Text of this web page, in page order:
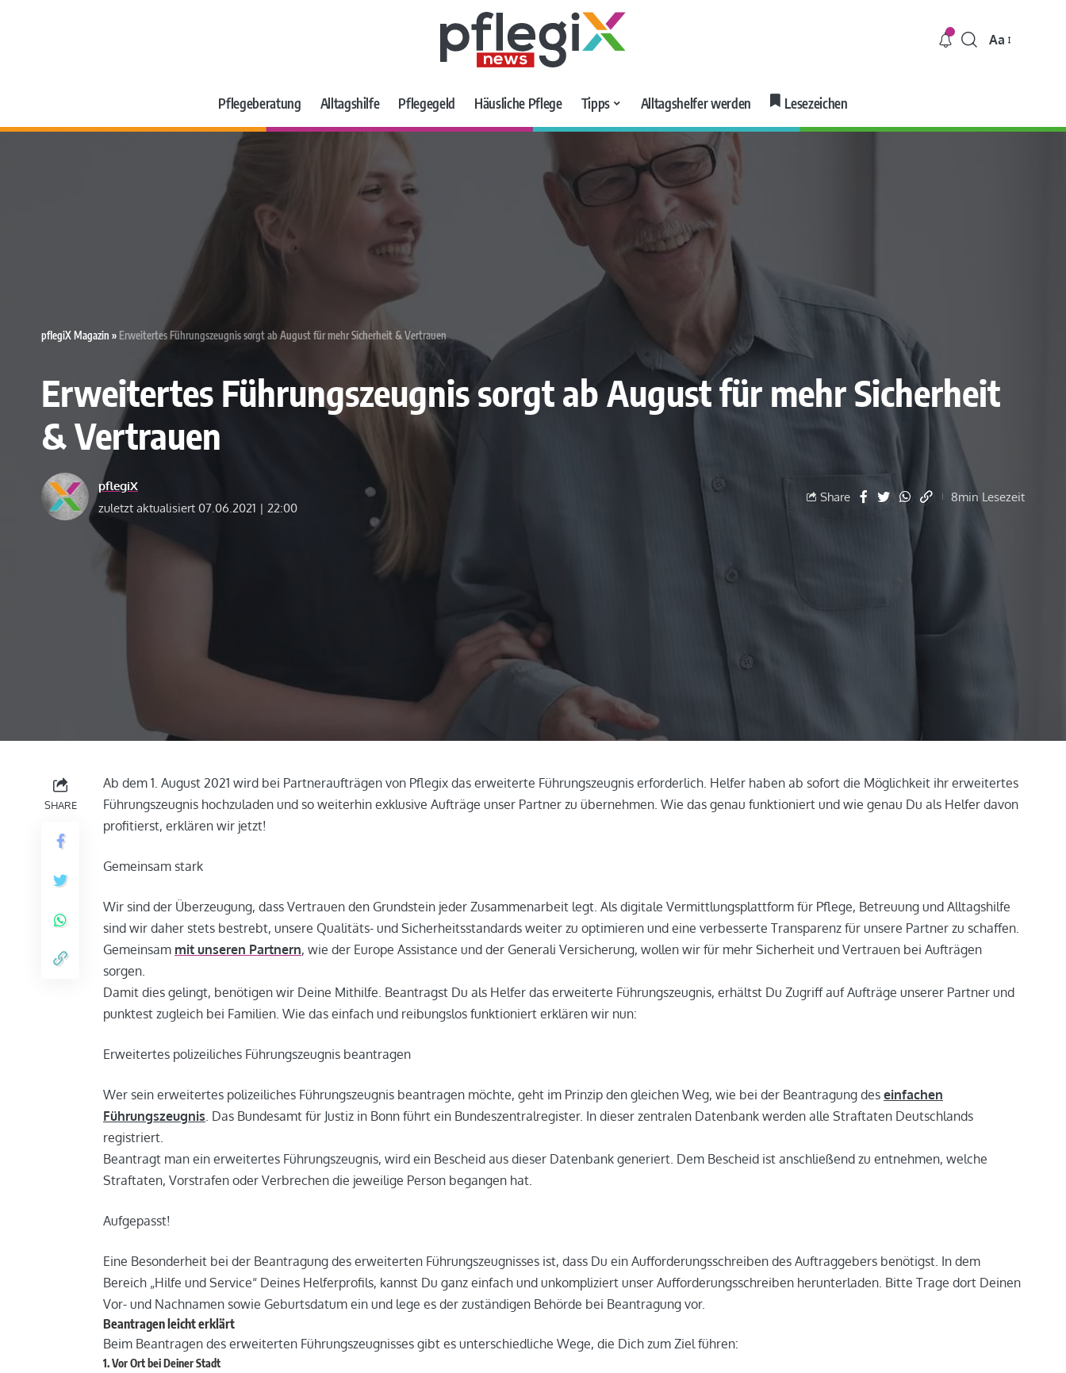
Aa
Pflegeberatung Alltagshilfe Pflegegeld Häusliche Pflege Tipps Alltagshelfer werden Lesezeichen
pflegiX Magazin » Erweitertes Führungszeugnis sorgt ab August für mehr Sicherheit & Vertrauen
Erweitertes Führungszeugnis sorgt ab August für mehr Sicherheit
& Vertrauen
zuletzt aktualisiert 07.06.2021 | 22:00
pflegiX
Share 8min Lesezeit
SHARE
Ab dem 1. August 2021 wird bei Partneraufträgen von Pflegix das erweiterte Führungszeugnis erforderlich. Helfer haben ab sofort die Möglichkeit ihr erweitertes
Führungszeugnis hochzuladen und so weiterhin exklusive Aufträge unser Partner zu übernehmen. Wie das genau funktioniert und wie genau Du als Helfer davon
profitierst, erklären wir jetzt!
Gemeinsam stark
Wir sind der Überzeugung, dass Vertrauen den Grundstein jeder Zusammenarbeit legt. Als digitale Vermittlungsplattform für Pflege, Betreuung und Alltagshilfe
sind wir daher stets bestrebt, unsere Qualitäts- und Sicherheitsstandards weiter zu optimieren und eine verbesserte Transparenz für unsere Partner zu schaffen.
Gemeinsam mit unseren Partnern, wie der Europe Assistance und der Generali Versicherung, wollen wir für mehr Sicherheit und Vertrauen bei Aufträgen
sorgen.
Damit dies gelingt, benötigen wir Deine Mithilfe. Beantragst Du als Helfer das erweiterte Führungszeugnis, erhältst Du Zugriff auf Aufträge unserer Partner und
punktest zugleich bei Familien. Wie das einfach und reibungslos funktioniert erklären wir nun:
Erweitertes polizeiliches Führungszeugnis beantragen
Wer sein erweitertes polizeiliches Führungszeugnis beantragen möchte, geht im Prinzip den gleichen Weg, wie bei der Beantragung des einfachen
Führungszeugnis. Das Bundesamt für Justiz in Bonn führt ein Bundeszentralregister. In dieser zentralen Datenbank werden alle Straftaten Deutschlands
registriert.
Beantragt man ein erweitertes Führungszeugnis, wird ein Bescheid aus dieser Datenbank generiert. Dem Bescheid ist anschließend zu entnehmen, welche
Straftaten, Vorstrafen oder Verbrechen die jeweilige Person begangen hat.
Aufgepasst!
Eine Besonderheit bei der Beantragung des erweiterten Führungszeugnisses ist, dass Du ein Aufforderungsschreiben des Auftraggebers benötigst. In dem
Bereich „Hilfe und Service“ Deines Helferprofils, kannst Du ganz einfach und unkompliziert unser Aufforderungsschreiben herunterladen. Bitte Trage dort Deinen
Vor- und Nachnamen sowie Geburtsdatum ein und lege es der zuständigen Behörde bei Beantragung vor.
Beantragen leicht erklärt
Beim Beantragen des erweiterten Führungszeugnisses gibt es unterschiedliche Wege, die Dich zum Ziel führen:
1. Vor Ort bei Deiner Stadt